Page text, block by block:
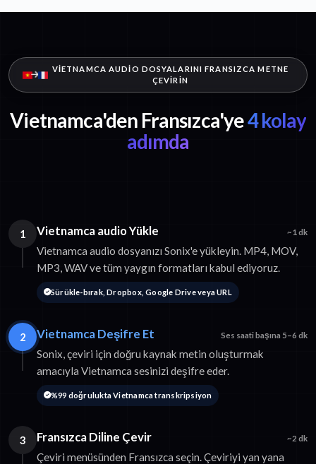
VIETNAMCA AUDIO DOSYALARINI FRANSIZCA METNE
ÇEVIRIN
Vietnamca'den Fransızca'ye4 kolay
adımda
1 Vietnamca audio Yükle ~1 dk
Vietnamca audio dosyanızı Sonix'e yükleyin. MP4, MOV,
MP3, WAV ve tüm yaygın formatları kabul ediyoruz.
Sürükle-bırak, Dropbox, Google Drive veya URL
2 Vietnamca Deşifre Et Ses saati başına 5–6 dk
Sonix, çeviri için doğru kaynak metin oluşturmak
amacıyla Vietnamca sesinizi deşifre eder.
%99 doğrulukta Vietnamca transkripsiyon
3 Fransızca Diline Çevir ~2 dk
Çeviri menüsünden Fransızca seçin. Çeviriyi yan yana